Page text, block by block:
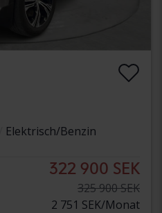
Elektrisch/Benzin
322 900 SEK
325 900 SEK
2 751 SEK/Monat